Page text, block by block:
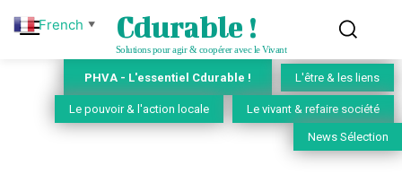
Cdurable !
Solutions pour agir & coopérer avec le Vivant
PHVA - L'essentiel Cdurable ! L'être & les liens
Le pouvoir & l'action locale Le vivant & refaire société
News Sélection
French ▼